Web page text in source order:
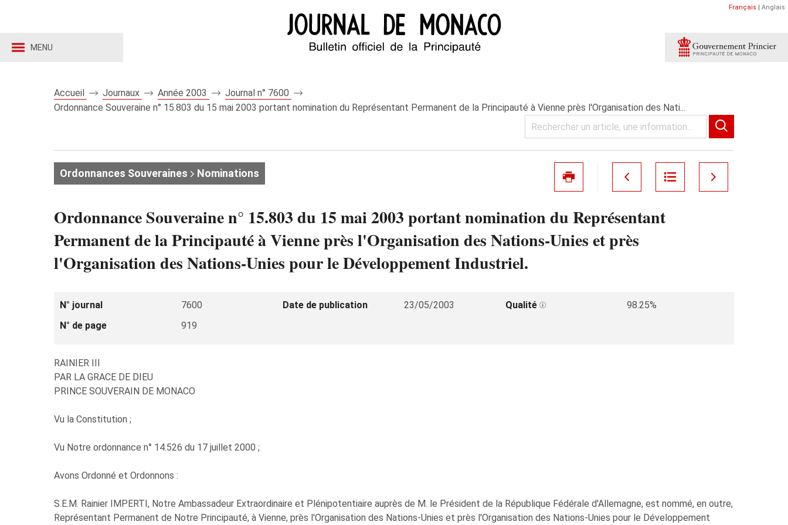
MENU
Français | Anglais
Accueil Journaux Année 2003
Journal n° 7600
Ordonnance Souveraine n° 15.803 du 15 mai 2003 portant nomination du Représentant Permanent de la Principauté à Vienne près l'Organisation des Nati...
Ordonnances Souveraines Nominations
Ordonnance Souveraine n° 15.803 du 15 mai 2003 portant nomination du Représentant
Permanent de la Principauté à Vienne près l'Organisation des Nations-Unies et près
l'Organisation des Nations-Unies pour le Développement Industriel.
N° journal 7600 Date de publication 23/05/2003 Qualité
98.25%
N° de page
919
RAINIER III
PAR LA GRACE DE DIEU
PRINCE SOUVERAIN DE MONACO
Vu la Constitution ;
Vu Notre ordonnance n° 14.526 du 17 juillet 2000 ;
Avons Ordonné et Ordonnons :
S.E.M. Rainier IMPERTI, Notre Ambassadeur Extraordinaire et Plénipotentiaire auprès de M. le Président de la République Fédérale d'Allemagne, est nommé, en outre,
Représentant Permanent de Notre Principauté, à Vienne, près l'Organisation des Nations-Unies et près l'Organisation des Nations-Unies pour le Développement